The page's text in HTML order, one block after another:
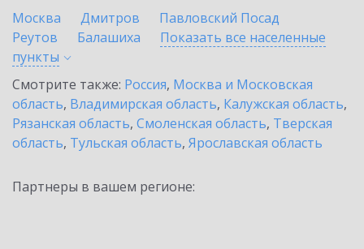
Москва
Дмитров
Павловский Посад
Реутов
Балашиха
Показать все населенные
пункты
Смотрите также: Россия, Москва и Московская
область, Владимирская область, Калужская область,
Рязанская область, Смоленская область, Тверская
область, Тульская область, Ярославская область
Партнеры в вашем регионе: